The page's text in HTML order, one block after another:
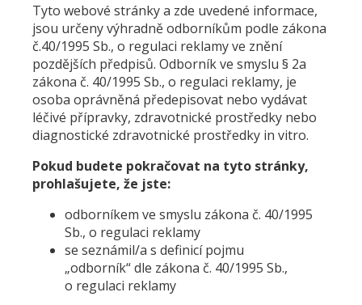
Tyto webové stránky a zde uvedené informace,
jsou určeny výhradně odborníkům podle zákona
č.40/1995 Sb., o regulaci reklamy ve znění
pozdějších předpisů. Odborník ve smyslu § 2a
zákona č. 40/1995 Sb., o regulaci reklamy, je
osoba oprávněná předepisovat nebo vydávat
léčivé přípravky, zdravotnické prostředky nebo
diagnostické zdravotnické prostředky in vitro.
Pokud budete pokračovat na tyto stránky,
prohlašujete, že jste:
odborníkem ve smyslu zákona č. 40/1995
Sb., o regulaci reklamy
se seznámil/a s definicí pojmu
„odborník“ dle zákona č. 40/1995 Sb.,
o regulaci reklamy